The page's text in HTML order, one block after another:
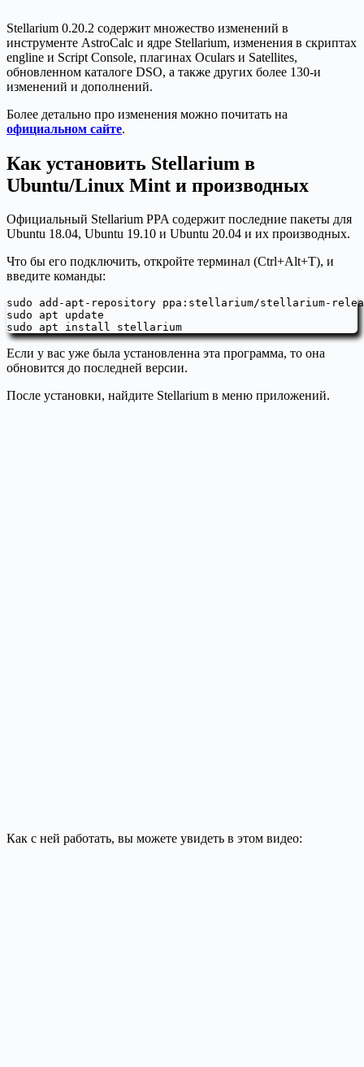
Stellarium 0.20.2 содержит множество изменений в
инструменте AstroCalc и ядре Stellarium, изменения в скриптах
engline и Script Console, плагинах Oculars и Satellites,
обновленном каталоге DSO, а также других более 130-и
изменений и дополнений.
Более детально про изменения можно почитать на
официальном сайте.
Как установить Stellarium в
Ubuntu/Linux Mint и производныx
Официальный Stellarium PPA содержит последние пакеты для
Ubuntu 18.04, Ubuntu 19.10 и Ubuntu 20.04 и их производных.
Что бы его подключить, откройте терминал (Ctrl+Alt+T), и
введите команды:
sudo add-apt-repository ppa:stellarium/stellarium-
sudo apt update
sudo apt install stellarium
Если у вас уже была установленна эта программа, то она
обновится до последней версии.
После установки, найдите Stellarium в меню приложений.
Как с ней работать, вы можете увидеть в этом видео: